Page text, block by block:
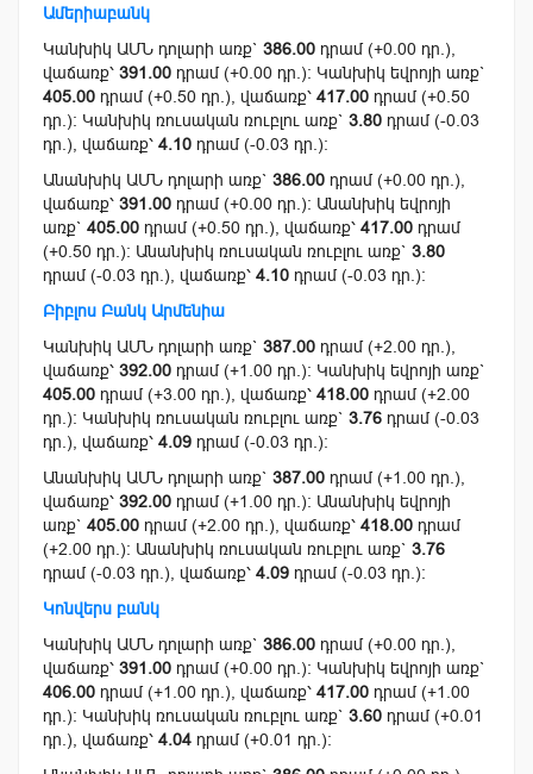
Ամերիաբանկ
Կանխիկ ԱՄՆ դոլարի առք` 386.00 դրամ (+0.00 դր.),
վաճառք՝ 391.00 դրամ (+0.00 դր.): Կանխիկ եվրոյի առք`
405.00 դրամ (+0.50 դր.), վաճառք՝ 417.00 դրամ (+0.50
դր.): Կանխիկ ռուսական ռուբլու առք` 3.80 դրամ (-0.03
դր.), վաճառք՝ 4.10 դրամ (-0.03 դր.):
Անանխիկ ԱՄՆ դոլարի առք` 386.00 դրամ (+0.00 դր.),
վաճառք՝ 391.00 դրամ (+0.00 դր.): Անանխիկ եվրոյի
առք` 405.00 դրամ (+0.50 դր.), վաճառք՝ 417.00 դրամ
(+0.50 դր.): Անանխիկ ռուսական ռուբլու առք` 3.80
դրամ (-0.03 դր.), վաճառք՝ 4.10 դրամ (-0.03 դր.):
Բիբլոս Բանկ Արմենիա
Կանխիկ ԱՄՆ դոլարի առք` 387.00 դրամ (+2.00 դր.),
վաճառք՝ 392.00 դրամ (+1.00 դր.): Կանխիկ եվրոյի առք`
405.00 դրամ (+3.00 դր.), վաճառք՝ 418.00 դրամ (+2.00
դր.): Կանխիկ ռուսական ռուբլու առք` 3.76 դրամ (-0.03
դր.), վաճառք՝ 4.09 դրամ (-0.03 դր.):
Անանխիկ ԱՄՆ դոլարի առք` 387.00 դրամ (+1.00 դր.),
վաճառք՝ 392.00 դրամ (+1.00 դր.): Անանխիկ եվրոյի
առք` 405.00 դրամ (+2.00 դր.), վաճառք՝ 418.00 դրամ
(+2.00 դր.): Անանխիկ ռուսական ռուբլու առք` 3.76
դրամ (-0.03 դր.), վաճառք՝ 4.09 դրամ (-0.03 դր.):
Կոնվերս բանկ
Կանխիկ ԱՄՆ դոլարի առք` 386.00 դրամ (+0.00 դր.),
վաճառք՝ 391.00 դրամ (+0.00 դր.): Կանխիկ եվրոյի առք`
406.00 դրամ (+1.00 դր.), վաճառք՝ 417.00 դրամ (+1.00
դր.): Կանխիկ ռուսական ռուբլու առք` 3.60 դրամ (+0.01
դր.), վաճառք՝ 4.04 դրամ (+0.01 դր.):